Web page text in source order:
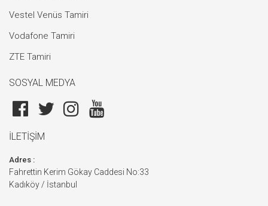
Vestel Venüs Tamiri
Vodafone Tamiri
ZTE Tamiri
SOSYAL MEDYA
İLETİŞİM
Adres :
Fahrettin Kerim Gökay Caddesi No:33
Kadıköy / İstanbul